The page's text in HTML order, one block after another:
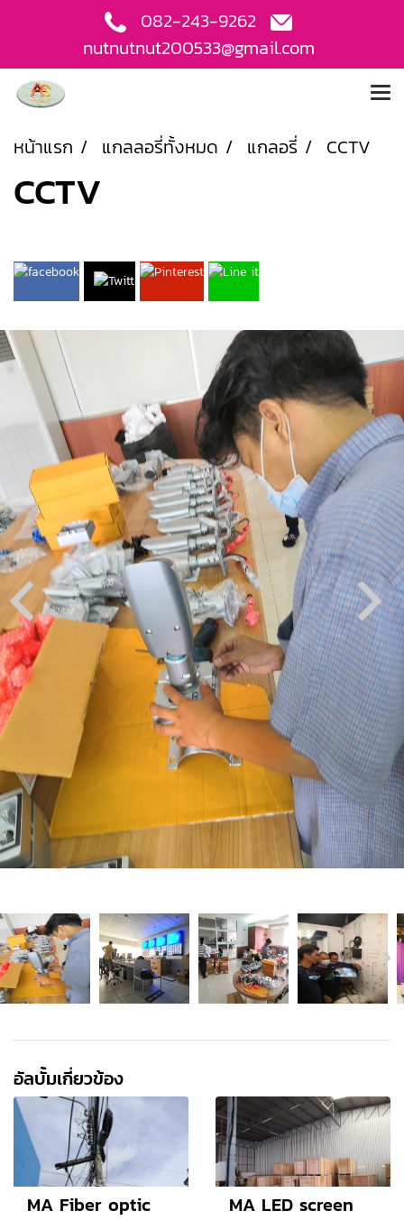
082-243-9262
nutnutnut200533@gmail.com
หน้าแรก แกลลอรี่ทั้งหมด แกลอรี่ CCTV
CCTV
อัลบั้มเกี่ยวข้อง
MA Fiber optic MA LED screen